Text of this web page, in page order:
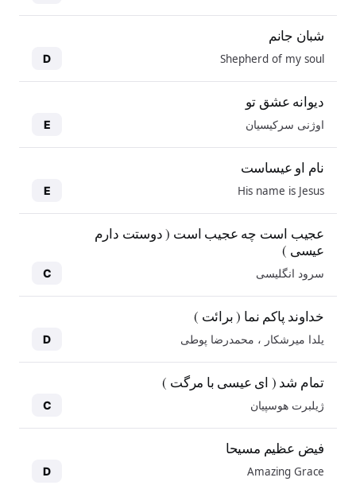
شبان جانم
Shepherd of my soul
D
دیوانه عشق تو
اوژنی سرکیسیان E
نام او عیساست
His name is Jesus
E
عجیب است چه عجیب است ( دوستت دارم
عیسی )
سرود انگلیسی C
خداوند پاکم نما ( برائت )
یلدا میرشکار ، محمدرضا پوطی D
تمام شد ( ای عیسی با مرگت )
ژیلبرت هوسپیان C
فیض عظیم مسیحا
Amazing Grace
D